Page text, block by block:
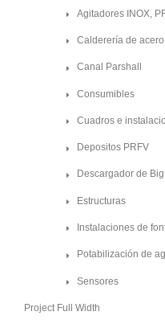
Agitadores INOX,
Calderería de acero
Canal Parshall
Consumibles
Cuadros e
Depositos PRFV
Descargador de
Estructuras
Instalaciones de
Potabilización de
Sensores
Project Full Width